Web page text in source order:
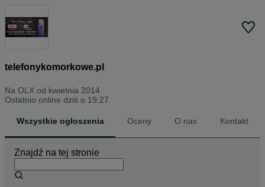
telefonykomorkowe.pl
Na OLX od kwietnia 2014
Ostatnio online dziś o 19:27
Wszystkie ogłoszenia Oceny O nas Kontakt
Znajdź na tej stronie